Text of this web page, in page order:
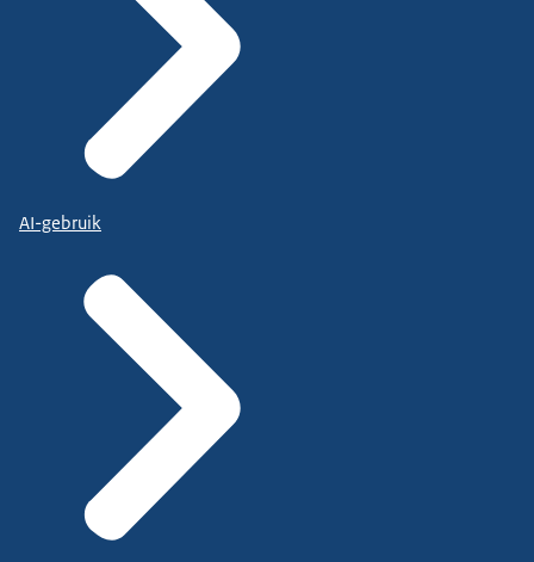
AI-gebruik